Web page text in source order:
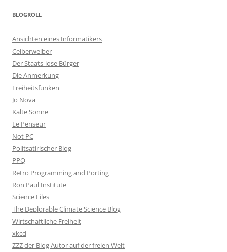
BLOGROLL
Ansichten eines Informatikers
Ceiberweiber
Der Staats-lose Bürger
Die Anmerkung
Freiheitsfunken
Jo Nova
Kalte Sonne
Le Penseur
Not PC
Politsatirischer Blog
PPQ
Retro Programming and Porting
Ron Paul Institute
Science Files
The Deplorable Climate Science Blog
Wirtschaftliche Freiheit
xkcd
ZZZ der Blog Autor auf der freien Welt